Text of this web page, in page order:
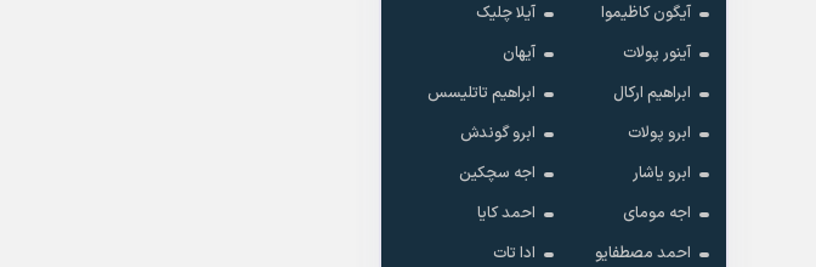
آیگون کاظیموا
آیلا چلیک
آینور پولات
آیهان
ابراهیم ارکال
ابراهیم تاتلیسس
ابرو پولات
ابرو گوندش
ابرو یاشار
اجه سچکین
اجه مومای
احمد کایا
احمد مصطفایو
ادا تات